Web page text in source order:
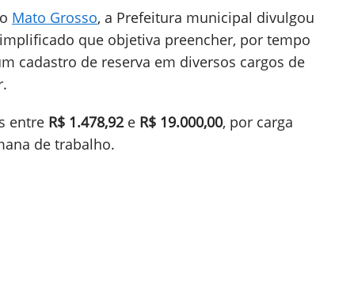
Mato Grosso, a Prefeitura municipal divulgou
que objetiva preencher, por tempo
cadastro de reserva em diversos cargos de
entre R$ 1.478,92 e R$ 19.000,00, por carga
de trabalho.